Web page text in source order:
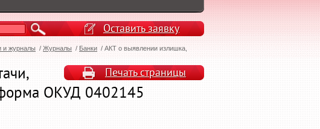
Оставить заявку
и журналы /Журналы / Банки / АКТ о выявлении излишка,
Печать страницы
форма ОКУД 0402145